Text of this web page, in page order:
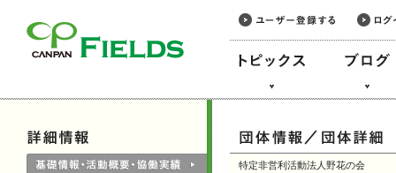
特定非営利活動法人野花の会